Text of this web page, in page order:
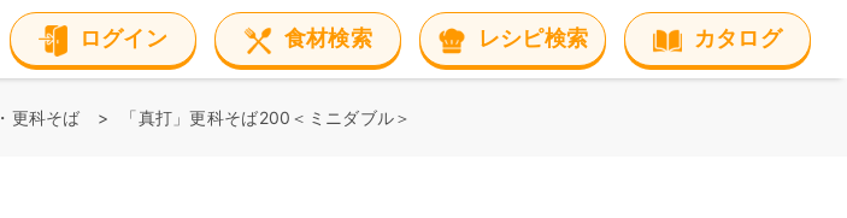
ログイン 食材検索 レシピ検索 カタログ
更科そば 「真打」更科そば200＜ミニダブル＞